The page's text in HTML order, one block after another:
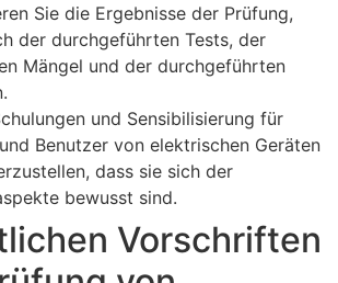
Sie die Ergebnisse der Prüfung,
der durchgeführten Tests, der
Mängel und der durchgeführten
und Sensibilisierung für
Benutzer von elektrischen Geräten
dass sie sich der
bewusst sind.
Vorschriften